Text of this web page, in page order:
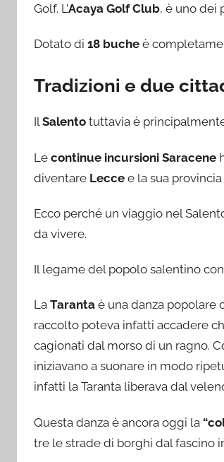
Golf. L’Acaya Golf Club, è uno dei
Dotato di 18 buche è
Tradizioni e due
IlSalento tuttavia è
Le continue incursioni Saracene
diventare Lecce e la sua
Ecco perché un viaggio nel
da vivere.
Il legame del popolo salentino
La Taranta è una danza popolare
raccolto poteva infatti accadere
cagionati dal morso di un ragno.
iniziavano a suonare in modo
infatti la Taranta liberava dal
Questa danza è ancora oggi la
tre le strade di borghi dal fascino